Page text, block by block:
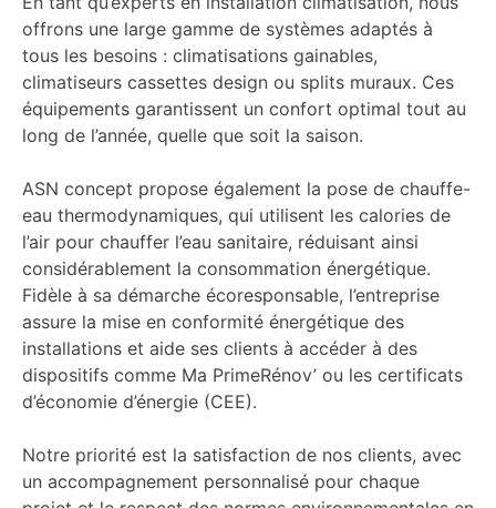
offrons une large gamme de systèmes adaptés à
tous les besoins : climatisations gainables,
climatiseurs cassettes design ou splits muraux. Ces
équipements garantissent un confort optimal tout au
long de l’année, quelle que soit la saison.
ASN concept propose également la pose de chauffe-
eau thermodynamiques, qui utilisent les calories de
l’air pour chauffer l’eau sanitaire, réduisant ainsi
considérablement la consommation énergétique.
Fidèle à sa démarche écoresponsable, l’entreprise
assure la mise en conformité énergétique des
installations et aide ses clients à accéder à des
dispositifs comme Ma PrimeRénov’ ou les certificats
d’économie d’énergie (CEE).
Notre priorité est la satisfaction de nos clients, avec
un accompagnement personnalisé pour chaque